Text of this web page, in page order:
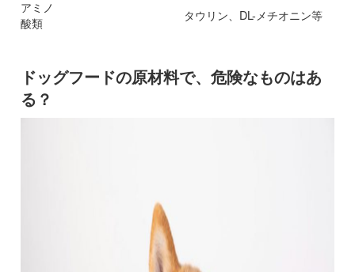
アミノ
酸類
タウリン、DL-メチオニン等
ドッグフードの原材料で、危険なものはあ
る？